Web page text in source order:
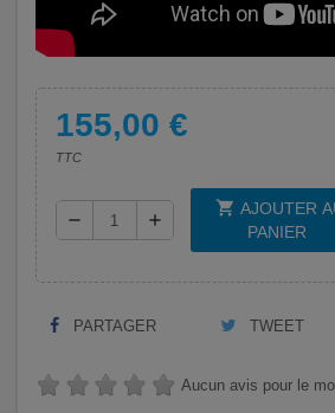
155,00 €
TTC
remove add
shopping_cart AJOUTER
PANIER
PARTAGER TWEET
Aucun avis pour le